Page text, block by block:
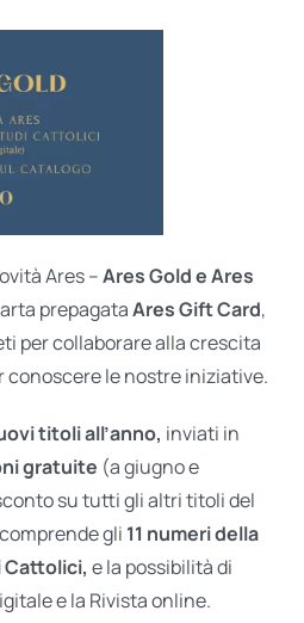
Ares –Ares Gold e Ares
prepagataAres Gift Card,
per collaborare alla crescita
conoscere le nostre iniziative.
titoli all’anno, inviati in
gratuite (a giugno e
su tutti gli altri titoli del
gli 11 numeri della
e la possibilità di
e la Rivista online.